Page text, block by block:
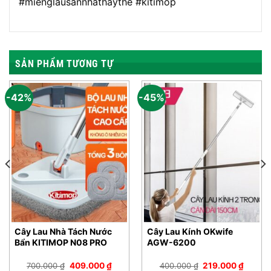
SẢN PHẨM TƯƠNG TỰ
-42%
Cây Lau Nhà Tách Nước
Bẩn KITIMOP N08 PRO
700.000₫ Giá
409.000₫Giá
-45%
Cây Lau Kính OKwife
AGW-6200
400.000₫ Giá
219.000₫Giá